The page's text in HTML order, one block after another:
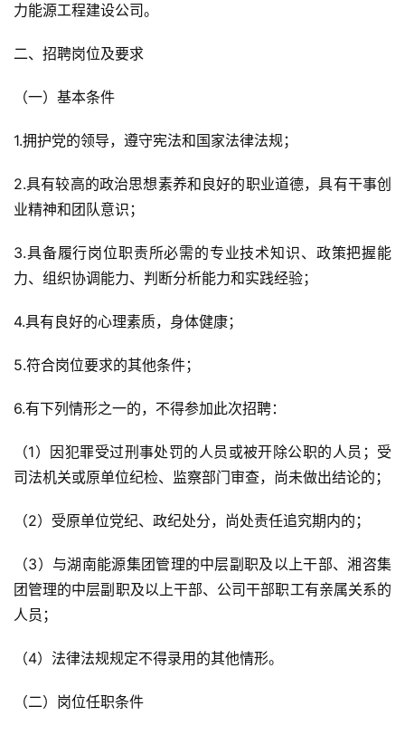
力能源工程建设公司。
二、招聘岗位及要求
（一）基本条件
1.拥护党的领导，遵守宪法和国家法律法规；
2.具有较高的政治思想素养和良好的职业道德，具有干事创
业精神和团队意识；
3.具备履行岗位职责所必需的专业技术知识、政策把握能
力、组织协调能力、判断分析能力和实践经验；
4.具有良好的心理素质，身体健康；
5.符合岗位要求的其他条件；
6.有下列情形之一的，不得参加此次招聘：
（1）因犯罪受过刑事处罚的人员或被开除公职的人员；受
司法机关或原单位纪检、监察部门审查，尚未做出结论的；
（2）受原单位党纪、政纪处分，尚处责任追究期内的；
（3）与湖南能源集团管理的中层副职及以上干部、湘咨集
团管理的中层副职及以上干部、公司干部职工有亲属关系的
人员；
（4）法律法规规定不得录用的其他情形。
（二）岗位任职条件